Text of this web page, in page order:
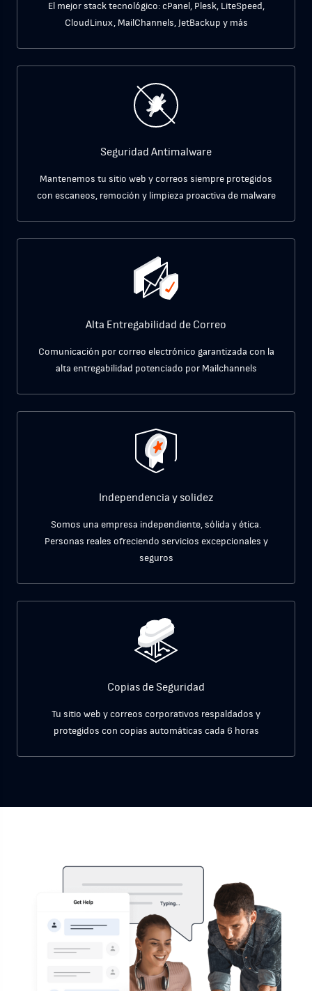
El mejor stack tecnológico: cPanel, Plesk, LiteSpeed,
CloudLinux, MailChannels, JetBackup y más
Seguridad Antimalware
Mantenemos tu sitio web y correos siempre protegidos
con escaneos, remoción y limpieza proactiva de malware
Alta Entregabilidad de Correo
Comunicación por correo electrónico garantizada con la
alta entregabilidad potenciado por Mailchannels
Independencia y solidez
Somos una empresa independiente, sólida y ética.
Personas reales ofreciendo servicios excepcionales y
seguros
Copias de Seguridad
Tu sitio web y correos corporativos respaldados y
protegidos con copias automáticas cada 6 horas